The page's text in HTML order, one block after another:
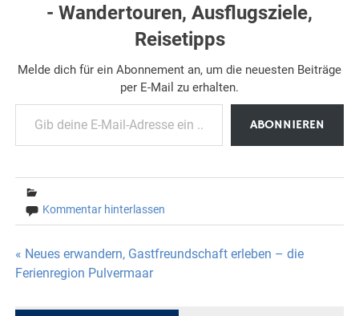
- Wandertouren, Ausflugsziele,
Reisetipps
Melde dich für ein Abonnement an, um die neuesten Beiträge
per E-Mail zu erhalten.
Gib deine E-Mail-Adresse ein ...
ABONNIEREN
Kommentar hinterlassen
Beitragsnavigation
« Neues erwandern, Gastfreundschaft erleben – die
Ferienregion Pulvermaar